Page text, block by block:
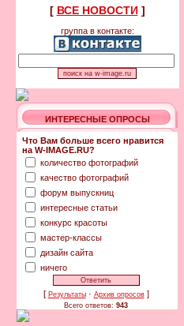
[ ВСЕ НОВОСТИ]
группа в контакте:
ИНТЕРЕСНЫЕ ОПРОСЫ
Что Вам больше всего нравится
на W-IMAGE.RU?
количество фотографий
качество фотографий
форум выпускниц
интересные статьи
конкурс красоты
мастер-классы
дизайн сайта
ничего
[ Результаты· Архив опросов]
Всего ответов: 943